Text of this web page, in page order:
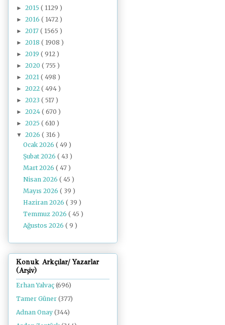
► 2015 ( 1129 )
► 2016 ( 1472 )
► 2017 ( 1565 )
► 2018 ( 1908 )
► 2019 ( 912 )
► 2020 ( 755 )
► 2021 ( 498 )
► 2022 ( 494 )
► 2023 ( 517 )
► 2024 ( 670 )
► 2025 ( 610 )
▼ 2026 ( 316 )
Ocak 2026( 49 )
Şubat 2026( 43 )
Mart 2026( 47 )
Nisan 2026( 45 )
Mayıs 2026( 39 )
Haziran 2026( 39 )
Temmuz 2026( 45 )
Ağustos 2026( 9 )
Konuk Arkçılar/ Yazarlar
(Arşiv)
Erhan Yalvaç (696)
Tamer Güner (377)
Adnan Onay (344)